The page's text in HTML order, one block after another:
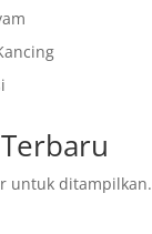
untuk ditampilkan.